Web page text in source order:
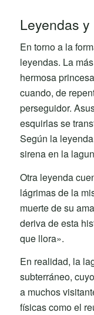
Leyendas
En torno a la
leyendas. La
hermosa
cuando, de
perseguidor.
esquirlas se
Según la
sirena en la
Otra leyenda
lágrimas de la
muerte de su
deriva de esta
que llora».
En realidad, la
subterráneo,
a muchos
físicas como el